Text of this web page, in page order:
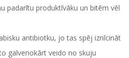
padarītu produktīvāku un bitēm vēl
antibiotku, jo tas spēj iznīcināt
galvenokārt veido no skuju